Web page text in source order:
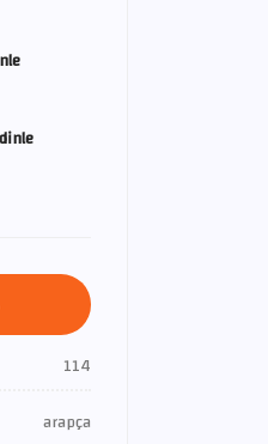
114
arapça